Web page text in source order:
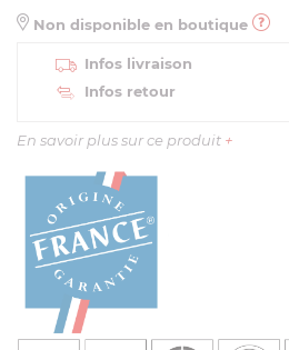
Non disponible en boutique
Infos livraison
Infos retour
En savoir plus sur ce produit +